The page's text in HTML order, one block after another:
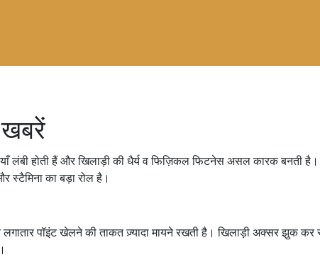
लंबी होती हैं और खिलाड़ी की धैर्य व फिज़िकल फिटनेस असल कारक बनती
स्टैमिना का बड़ा रोल है।
पॉइंट खेलने की ताकत ज़्यादा मायने रखती है। खिलाड़ी अक्सर झुक कर